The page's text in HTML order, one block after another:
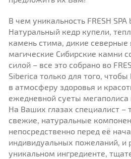
В чем уникальность FRESH
Натуральный кедр купели,
камень стима, дикие северные
магические Сибирские камни
силой – все это собрано во
Siberica только для того,
в атмосферу здоровья и
ежедневной суеты
На Ваших глазах специалист –
свежие, натуральные
непосредственно перед её
индивидуальных пожеланий, и
уникальном ингредиенте,